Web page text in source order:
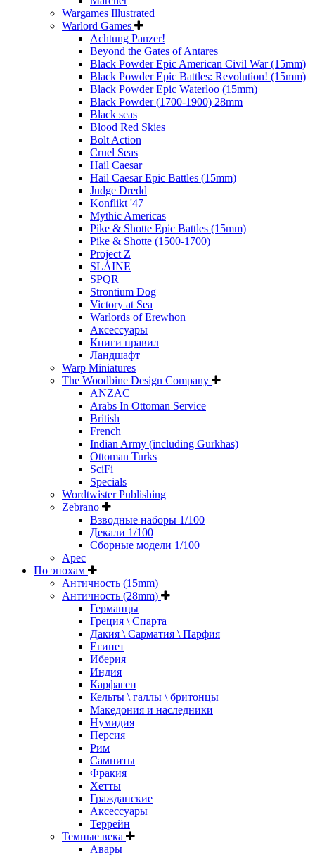
Wargames Illustrated
Warlord Games
Achtung Panzer!
Beyond the Gates of Antares
Black Powder Epic American Civil War (15mm)
Black Powder Epic Battles: Revolution! (15mm)
Black Powder Epic Waterloo (15mm)
Black Powder (1700-1900) 28mm
Black seas
Blood Red Skies
Bolt Action
Cruel Seas
Hail Caesar
Hail Caesar Epic Battles (15mm)
Judge Dredd
Konflikt '47
Mythic Americas
Pike & Shotte Epic Battles (15mm)
Pike & Shotte (1500-1700)
Project Z
SLÁINE
SPQR
Strontium Dog
Victory at Sea
Warlords of Erewhon
Аксессуары
Книги правил
Ландшафт
Warp Miniatures
The Woodbine Design Company
ANZAC
Arabs In Ottoman Service
British
French
Indian Army (including Gurkhas)
Ottoman Turks
SciFi
Specials
Wordtwister Publishing
Zebrano
Взводные наборы 1/100
Декали 1/100
Сборные модели 1/100
Арес
По эпохам
Античность (15mm)
Античность (28mm)
Германцы
Греция \ Спарта
Дакия \ Сарматия \ Парфия
Египет
Иберия
Индия
Карфаген
Кельты \ галлы \ бритонцы
Македония и наследники
Нумидия
Персия
Рим
Самниты
Фракия
Хетты
Гражданские
Аксессуары
Террейн
Темные века
Авары